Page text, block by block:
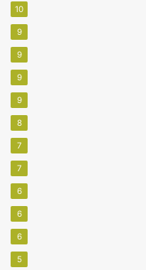
10
9
9
9
9
8
7
7
6
6
6
5